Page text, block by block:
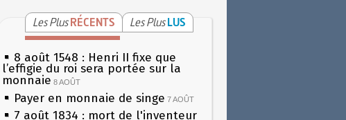
Les Plus RÉCENTS Les Plus LUS
8 août 1548 : Henri II fixe que
l’effigie du roi sera portée sur la
monnaie 8 AOÛT
Payer en monnaie de singe 7 AOÛT
7 août 1834 : mort de l'inventeur